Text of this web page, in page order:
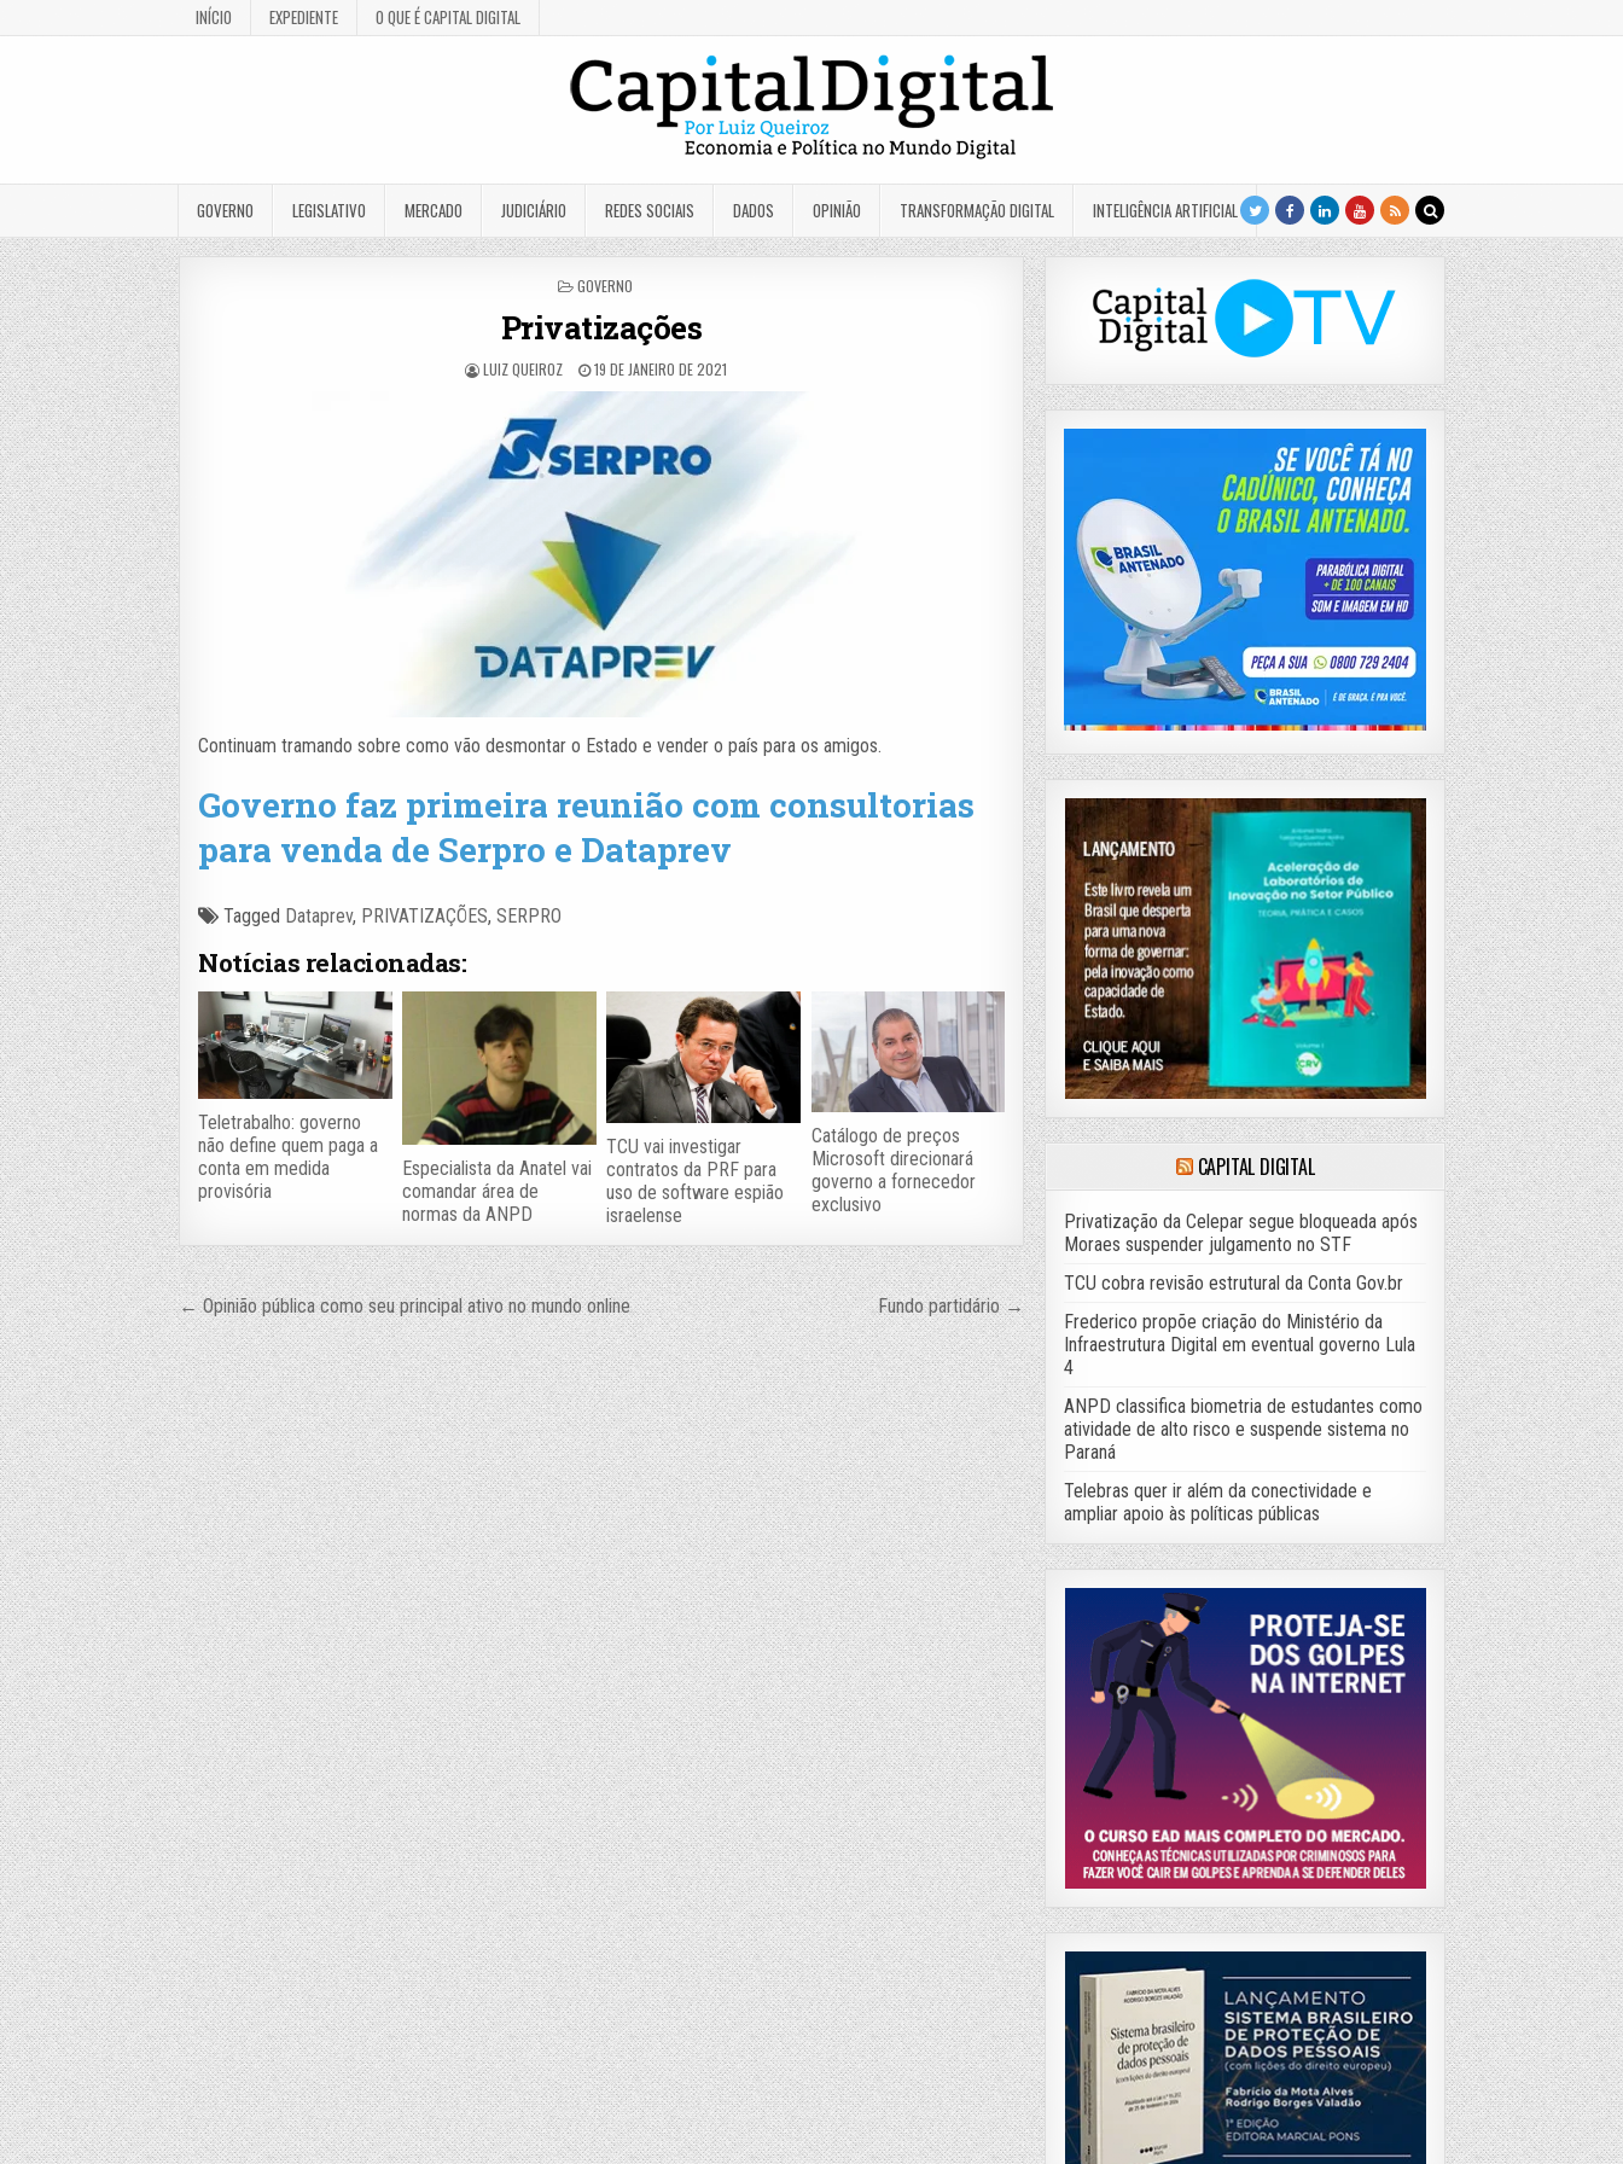
INÍCIO EXPEDIENTE O QUE É CAPITAL DIGITAL
GOVERNO LEGISLATIVO MERCADO JUDICIÁRIO REDES SOCIAIS DADOS OPINIÃO TRANSFORMAÇÃO DIGITAL INTELIGÊNCIA ARTIFICIAL
POSTED
GOVERNO
Privatizações
LUIZ QUEIROZ 19 DE JANEIRO DE 2021
Continuam tramando sobre como vão desmontar o Estado e vender o país para os amigos.
Governo faz primeira reunião com consultorias
para venda de Serpro e Dataprev
Tagged Dataprev, PRIVATIZAÇÕES,SERPRO
Notícias relacionadas:
Teletrabalho: governo
não define quem paga a
conta em medida
provisória
Especialista da Anatel vai
comandar área de
normas da ANPD
TCU vai investigar
contratos da PRF para
uso de software espião
israelense
Catálogo de preços
Microsoft direcionará
governo a fornecedor
exclusivo
Navegação
de
Post
← Opinião pública como seu principal ativo no mundo online Fundo partidário →
CAPITAL DIGITAL
Privatização da Celepar segue bloqueada após
Moraes suspender julgamento no STF
TCU cobra revisão estrutural da Conta Gov.br
Frederico propõe criação do Ministério da
Infraestrutura Digital em eventual governo Lula
4
ANPD classifica biometria de estudantes como
atividade de alto risco e suspende sistema no
Paraná
Telebras quer ir além da conectividade e
ampliar apoio às políticas públicas